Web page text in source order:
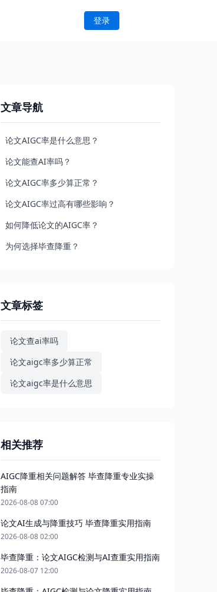
登录
文章导航
论文AIGC率是什么意思？
论文能查AI率吗？
论文AIGC率多少算正常？
论文AIGC率过高有哪些影响？
如何降低论文的AIGC率？
为何选择毕查降重？
文章标签
论文查ai率吗
论文aigc率多少算正常
论文aigc率是什么意思
相关推荐
AIGC降重相关问题解答 毕查降重专业实操
指南
2026-08-08 07:00
论文AI生成与降重技巧 毕查降重实用指南
2026-08-08 02:00
毕查降重：论文AIGC检测与AI查重实用指南
2026-08-07 12:00